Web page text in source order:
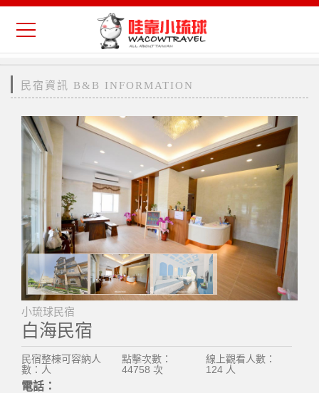
民宿資訊 B&B INFORMATION
小琉球民宿
白海民宿
民宿整棟可容納人
數：人
點擊次數：
44758 次
線上觀看人數：
124 人
電話：